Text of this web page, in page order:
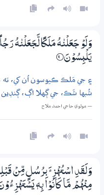
وَلَوْ جَعَلْنٰهُ مَلَكًا لَّـجَعَلْنٰهُ
يَلْبِسُوْنَ 9‏۝
۽ جي مَلڪ ڪيوسون اُن کي،
شُبها شَڪ، جي ڳهلا اڳ، ڳنڊين
— مولوي حاجي احمد ملاح
وَلَقَدِ اسْتُهْزِئَ بِرُسُلٍ مِّنْ
مِنْهُمْ مَّا كَانُوْا بِهٖ